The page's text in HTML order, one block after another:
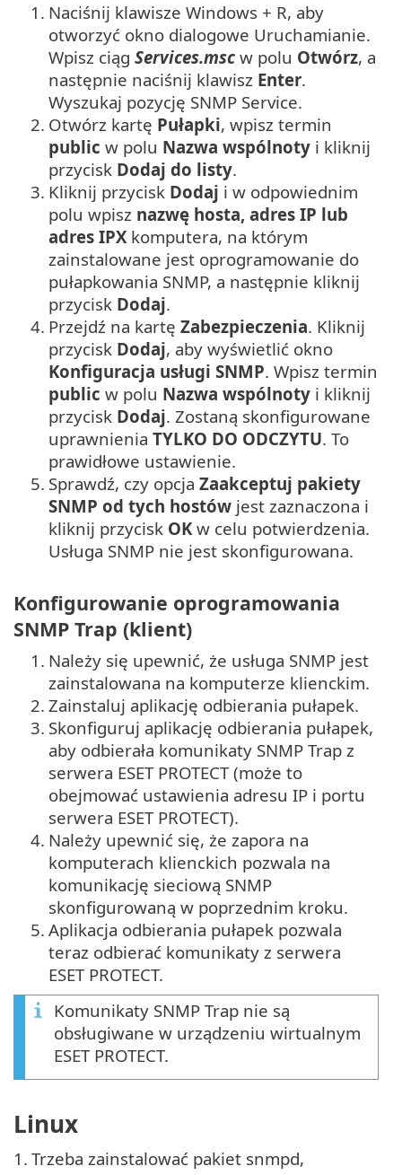
1. Naciśnij klawisze Windows + R, aby
otworzyć okno dialogowe Uruchamianie.
Wpisz ciąg Services.msc w polu Otwórz, a
następnie naciśnij klawisz Enter.
Wyszukaj pozycję SNMP Service.
2. Otwórz kartę Pułapki, wpisz termin
public w polu Nazwa wspólnoty i kliknij
przycisk Dodaj do listy.
3. Kliknij przycisk Dodaj i w odpowiednim
polu wpisz nazwę hosta, adres IP lub
adres IPXkomputera, na którym
zainstalowane jest oprogramowanie do
pułapkowania SNMP, a następnie kliknij
przycisk Dodaj.
4. Przejdź na kartę Zabezpieczenia. Kliknij
przycisk Dodaj, aby wyświetlić okno
Konfiguracja usługi SNMP. Wpisz termin
public w polu Nazwa wspólnoty i kliknij
przycisk Dodaj. Zostaną skonfigurowane
uprawnienia TYLKO DO ODCZYTU. To
prawidłowe ustawienie.
5. Sprawdź, czy opcja Zaakceptuj pakiety
SNMP od tych hostów jest zaznaczona i
kliknij przycisk OKw celu potwierdzenia.
Usługa SNMP nie jest skonfigurowana.
Konfigurowanie oprogramowania
SNMP Trap (klient)
1. Należy się upewnić, że usługa SNMP jest
zainstalowana na komputerze klienckim.
2. Zainstaluj aplikację odbierania pułapek.
3. Skonfiguruj aplikację odbierania pułapek,
aby odbierała komunikaty SNMP Trap z
serwera ESET PROTECT (może to
obejmować ustawienia adresu IP i portu
serwera ESET PROTECT).
4. Należy upewnić się, że zapora na
komputerach klienckich pozwala na
komunikację sieciową SNMP
skonfigurowaną w poprzednim kroku.
5. Aplikacja odbierania pułapek pozwala
teraz odbierać komunikaty z serwera
ESET PROTECT.
Komunikaty SNMP Trap nie są
obsługiwane w urządzeniu wirtualnym
ESET PROTECT.
Linux
1. Trzeba zainstalować pakiet snmpd,